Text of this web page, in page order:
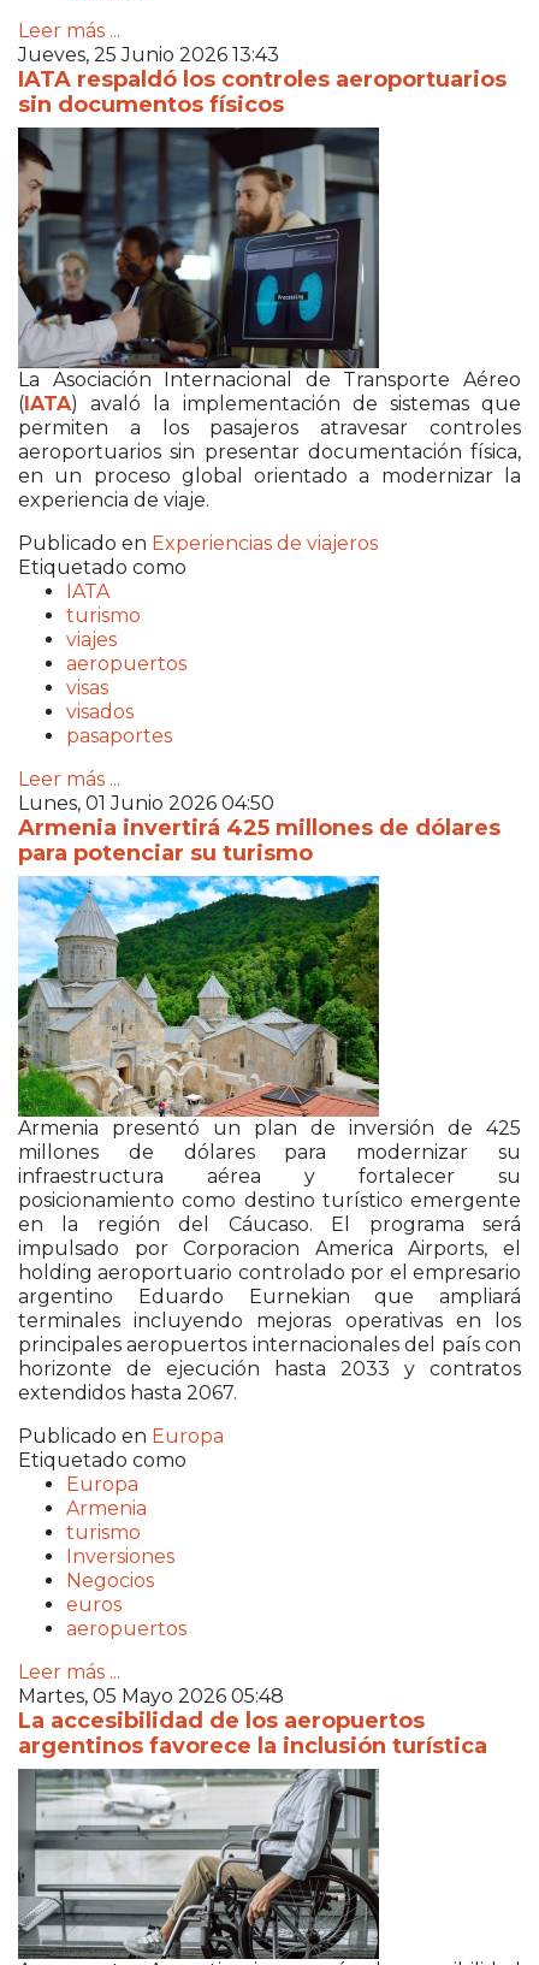
Leer más ...
Jueves, 25 Junio 2026 13:43
IATA respaldó los controles aeroportuarios
sin documentos físicos
La Asociación Internacional de Transporte Aéreo
(IATA)
avaló la implementación de sistemas que
permiten a los pasajeros atravesar controles
aeroportuarios sin presentar documentación física,
en un proceso global orientado a modernizar la
experiencia de viaje.
Publicado en Experiencias de viajeros
Etiquetado como
IATA
turismo
viajes
aeropuertos
visas
visados
pasaportes
Leer más ...
Lunes, 01 Junio 2026 04:50
Armenia invertirá 425 millones de dólares
para potenciar su turismo
Armenia presentó un plan de inversión de 425
millones de dólares para modernizar su
infraestructura aérea y fortalecer su
posicionamiento como destino turístico emergente
en la región del Cáucaso. El programa será
impulsado porCorporacion America Airports, el
holding aeroportuario controlado por el empresario
argentino Eduardo Eurnekian que ampliará
terminales incluyendo mejoras operativas en los
principales aeropuertos internacionales del país con
horizonte de ejecución hasta 2033 y contratos
extendidos hasta 2067.
Publicado en Europa
Etiquetado como
Europa
Armenia
turismo
Inversiones
Negocios
euros
aeropuertos
Leer más ...
Martes, 05 Mayo 2026 05:48
La accesibilidad de los aeropuertos
argentinos favorece la inclusión turística